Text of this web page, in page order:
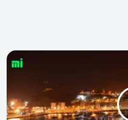
Nova
lei
Iluminação
Pública: